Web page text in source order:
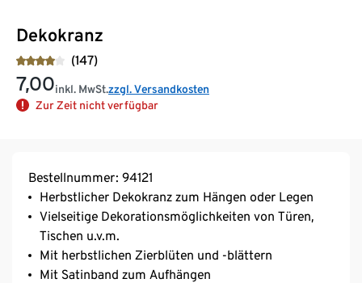
Dekokranz
(147)
7,00inkl. MwSt.zzgl. Versandkosten
Zur Zeit nicht verfügbar
Bestellnummer: 94121
Herbstlicher Dekokranz zum Hängen oder Legen
Vielseitige Dekorationsmöglichkeiten von Türen,
Tischen u.v.m.
Mit herbstlichen Zierblüten und -blättern
Mit Satinband zum Aufhängen